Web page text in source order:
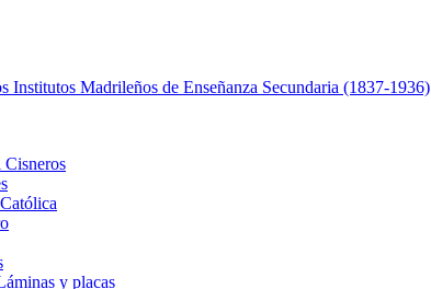
Institutos Madrileños de Enseñanza Secundaria (1837-1936)
Cisneros
y placas